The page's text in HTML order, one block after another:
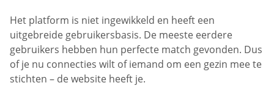
Het platform is niet ingewikkeld en heeft een
uitgebreide gebruikersbasis. De meeste eerdere
gebruikers hebben hun perfecte match gevonden. Dus
of je nu connecties wilt of iemand om een gezin mee te
stichten – de website heeft je.